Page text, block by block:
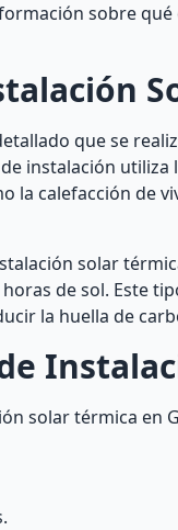
sobre
que se
instalación
la calefacción de
solar
de sol. Este
la huella de
solar térmica en